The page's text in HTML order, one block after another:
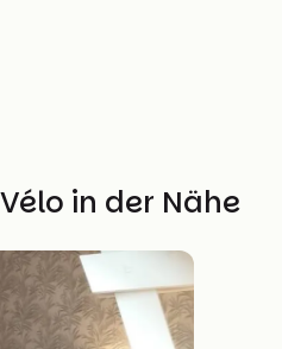
in der Nähe